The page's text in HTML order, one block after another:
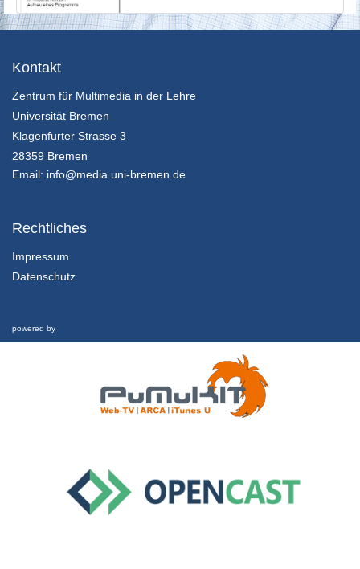
13/09/2018
13/09/2018
1.4.2 Funktionen ohne Übergabewert
Kontakt
Zentrum für Multimedia in der Lehre
Universität Bremen
Klagenfurter Strasse 3
28359 Bremen
Email: info@media.uni-bremen.de
Rechtliches
Impressum
Datenschutz
powered by